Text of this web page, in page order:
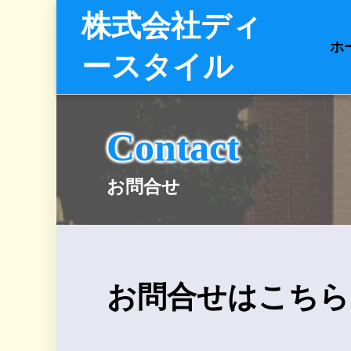
株式会社ディ
ースタイル
ホ
Contact
お問合せ
お問合せはこち